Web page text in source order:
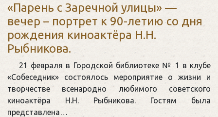
«Парень с Заречной улицы» —
вечер – портрет к 90-летию со дня
рождения киноактёра Н.Н.
Рыбникова.
21 февраля в Городской библиотеке № 1 в клубе
«Собеседник» состоялось мероприятие о жизни и
творчестве всенародно любимого советского
киноактёра Н.Н. Рыбникова. Гостям была
представлена…